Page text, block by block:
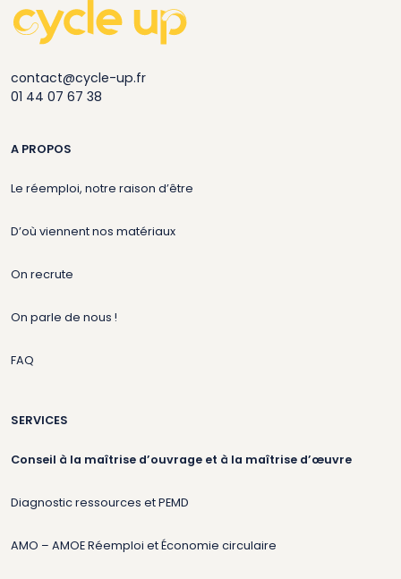
contact@cycle-up.fr
01 44 07 67 38
A PROPOS
Le réemploi, notre raison d’être
D’où viennent nos matériaux
On recrute
On parle de nous !
FAQ
SERVICES
Conseil à la maîtrise d’ouvrage et à la maîtrise d’œuvre
Diagnostic ressources et PEMD
AMO – AMOE Réemploi et Économie circulaire